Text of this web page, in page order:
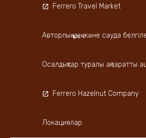
Ferrero Travel Market
Авторлық құқық және сауда
Осалдықтар туралы ақпаратты
Ferrero Hazelnut Company
Локациялар